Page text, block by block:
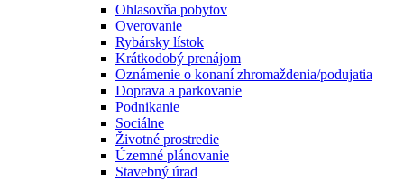
Ohlasovňa pobytov
Overovanie
Rybársky lístok
Krátkodobý prenájom
Oznámenie o konaní zhromaždenia/podujatia
Doprava a parkovanie
Podnikanie
Sociálne
Životné prostredie
Územné plánovanie
Stavebný úrad